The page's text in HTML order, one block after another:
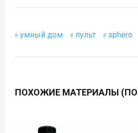
умный дом пульт sphero
ПОХОЖИЕ МАТЕРИАЛЫ (ПО